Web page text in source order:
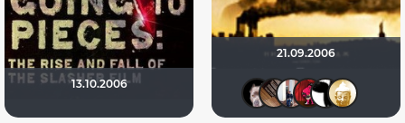
13.10.2006
21.09.2006
>>DeNiS<<
serge113